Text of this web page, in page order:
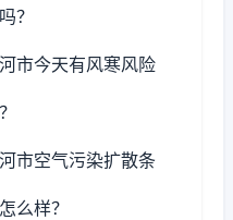
？
市今天有风寒风险
市空气污染扩散条
么样？